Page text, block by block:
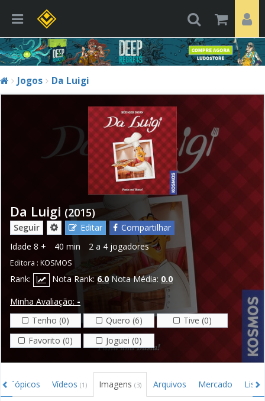
Jogos Da Luigi
Da Luigi (2015)
Seguir Editar
Compartilhar
Idade 8 + 40 min 2 a 4 jogadores
Editora : KOSMOS
Rank: Nota Rank: 6.0 Nota Média: 0.0
Minha Avaliação: -
Tenho (0)
Quero (6)
Tive (0)
Favorito (0)
Joguei (0)
Tópicos Vídeos (1) Imagens (3) Arquivos Mercado